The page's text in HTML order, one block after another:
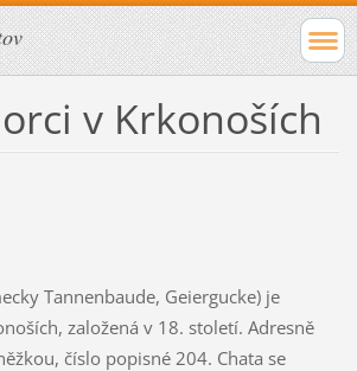
v Krkonoších
Tannenbaude, Geiergucke) je
založená v 18. století. Adresně
číslo popisné 204. Chata se